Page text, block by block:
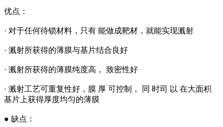
优点：
· 对于任何待锁材料，只有 能做成靶材，就能实现溅射
· 溅射所获得的薄膜与基片结合良好
· 溅射所获得的薄膜纯度高， 致密性好
· 溅射工艺可重复性好，膜 厚 可控制， 同 时司 以 在大面积
基片上获得厚度均匀的薄膜
● 缺点：